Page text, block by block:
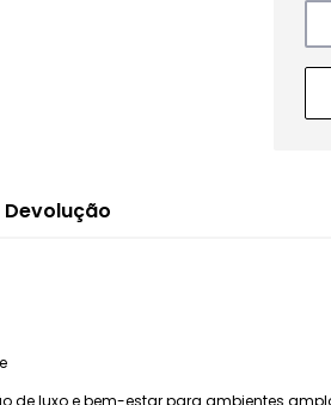
Devolução
de luxo e bem-estar para ambientes